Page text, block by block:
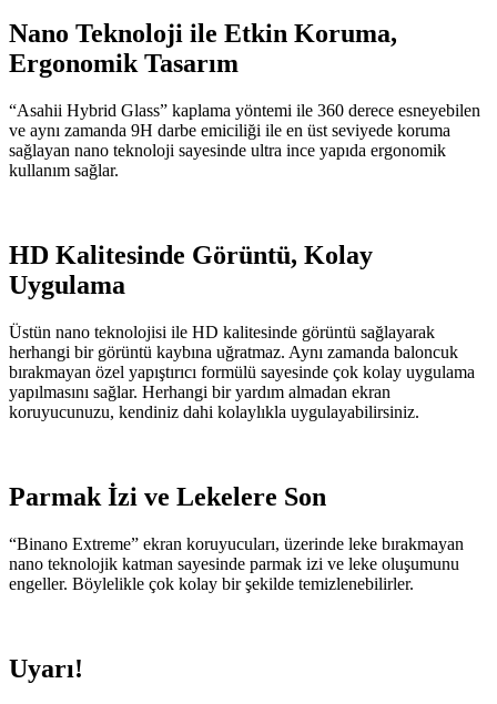
Nano Teknoloji ile Etkin Koruma,
Ergonomik Tasarım
“Asahii Hybrid Glass” kaplama yöntemi ile 360 derece esneyebilen
ve aynı zamanda 9H darbe emiciliği ile en üst seviyede koruma
sağlayan nano teknoloji sayesinde ultra ince yapıda ergonomik
kullanım sağlar.
HD Kalitesinde Görüntü, Kolay
Uygulama
Üstün nano teknolojisi ile HD kalitesinde görüntü sağlayarak
herhangi bir görüntü kaybına uğratmaz. Aynı zamanda baloncuk
bırakmayan özel yapıştırıcı formülü sayesinde çok kolay uygulama
yapılmasını sağlar. Herhangi bir yardım almadan ekran
koruyucunuzu, kendiniz dahi kolaylıkla uygulayabilirsiniz.
Parmak İzi ve Lekelere Son
“Binano Extreme” ekran koruyucuları, üzerinde leke bırakmayan
nano teknolojik katman sayesinde parmak izi ve leke oluşumunu
engeller. Böylelikle çok kolay bir şekilde temizlenebilirler.
Uyarı!